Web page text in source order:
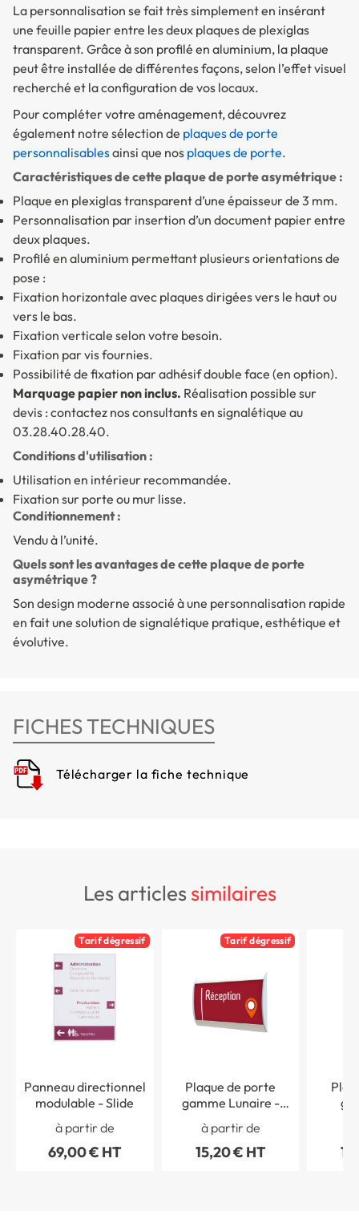
La personnalisation se fait très simplement en insérant
une feuille papier entre les deux plaques de plexiglas
transparent. Grâce à son profilé en aluminium, la plaque
peut être installée de différentes façons, selon l’effet visuel
recherché et la configuration de vos locaux.
Pour compléter votre aménagement, découvrez
également notre sélection de plaques de porte
personnalisablesainsi que nos plaques de porte.
Caractéristiques de cette plaque de porte asymétrique :
Plaque en plexiglas transparent d’une épaisseur de 3 mm.
Personnalisation par insertion d’un document papier entre
deux plaques.
Profilé en aluminium permettant plusieurs orientations de
pose :
Fixation horizontale avec plaques dirigées vers le haut ou
vers le bas.
Fixation verticale selon votre besoin.
Fixation par vis fournies.
Possibilité de fixation par adhésif double face (en option).
Marquage papier non inclus. Réalisation possible sur
devis : contactez nos consultants en signalétique au
03.28.40.28.40.
Conditions d'utilisation :
Utilisation en intérieur recommandée.
Fixation sur porte ou mur lisse.
Conditionnement :
Vendu à l’unité.
Quels sont les avantages de cette plaque de porte
asymétrique ?
Son design moderne associé à une personnalisation rapide
en fait une solution de signalétique pratique, esthétique et
évolutive.
FICHES TECHNIQUES
Télécharger la fiche technique
les articlessimilaires
Tarif dégressif
Panneau directionnel
modulable - Slide
à partir de
69,00 € HT
Tarif dégressif
Plaque de porte
gamme Lunaire -
modèle galbé
à partir de
15,20 € HT